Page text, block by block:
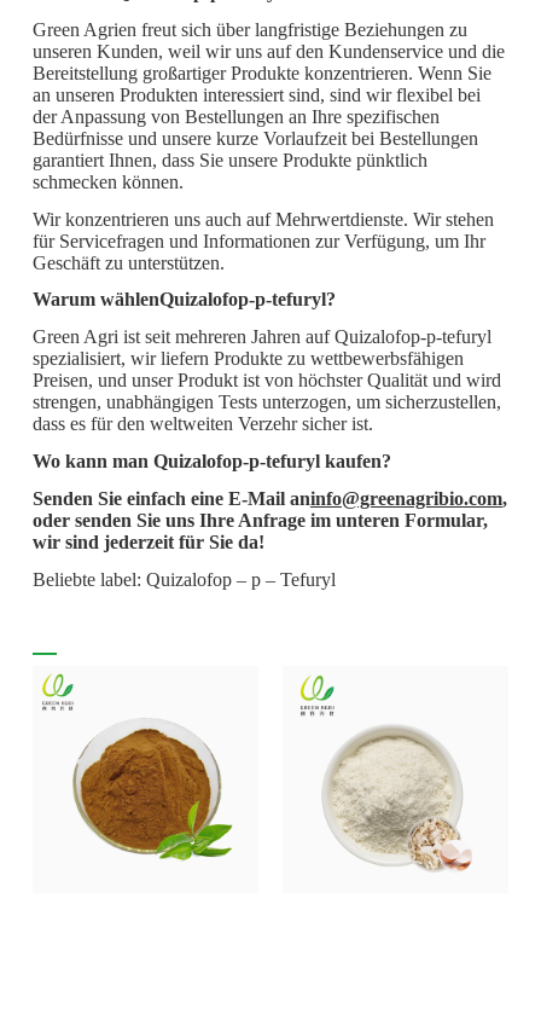
Green Agrien freut sich über langfristige Beziehungen zu
unseren Kunden, weil wir uns auf den Kundenservice und die
Bereitstellung großartiger Produkte konzentrieren. Wenn Sie
an unseren Produkten interessiert sind, sind wir flexibel bei
der Anpassung von Bestellungen an Ihre spezifischen
Bedürfnisse und unsere kurze Vorlaufzeit bei Bestellungen
garantiert Ihnen, dass Sie unsere Produkte pünktlich
schmecken können.
Wir konzentrieren uns auch auf Mehrwertdienste. Wir stehen
für Servicefragen und Informationen zur Verfügung, um Ihr
Geschäft zu unterstützen.
Warum wählenQuizalofop-p-tefuryl?
Green Agri ist seit mehreren Jahren auf Quizalofop-p-tefuryl
spezialisiert, wir liefern Produkte zu wettbewerbsfähigen
Preisen, und unser Produkt ist von höchster Qualität und wird
strengen, unabhängigen Tests unterzogen, um sicherzustellen,
dass es für den weltweiten Verzehr sicher ist.
Wo kann man Quizalofop-p-tefuryl kaufen?
Senden Sie einfach eine E-Mail aninfo@greenagribio.com,
oder senden Sie uns Ihre Anfrage im unteren Formular,
wir sind jederzeit für Sie da!
Beliebte label: Quizalofop – p – Tefuryl